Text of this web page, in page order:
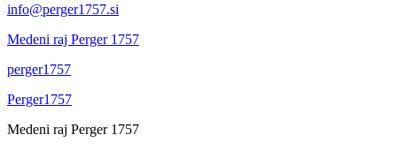
info@perger1757.si
Medeni raj Perger 1757
perger1757
Perger1757
Medeni raj Perger 1757